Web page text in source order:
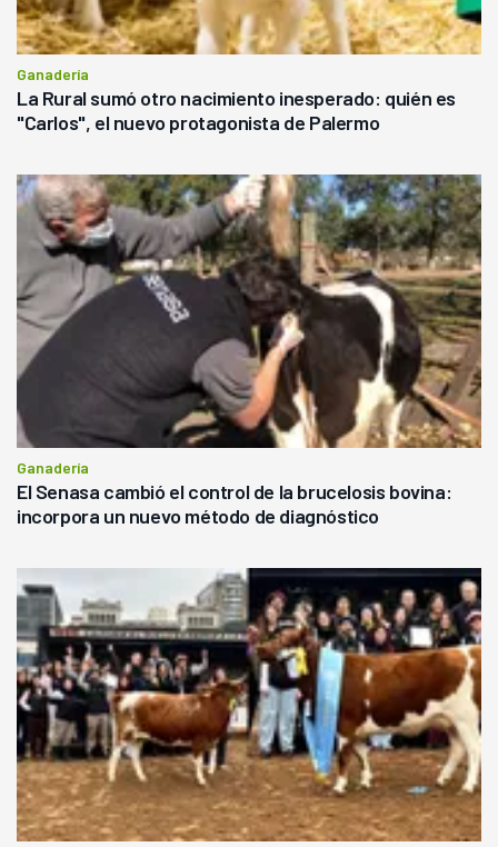
Ganadería
La Rural sumó otro nacimiento inesperado: quién es
"Carlos", el nuevo protagonista de Palermo
Ganadería
El Senasa cambió el control de la brucelosis bovina:
incorpora un nuevo método de diagnóstico